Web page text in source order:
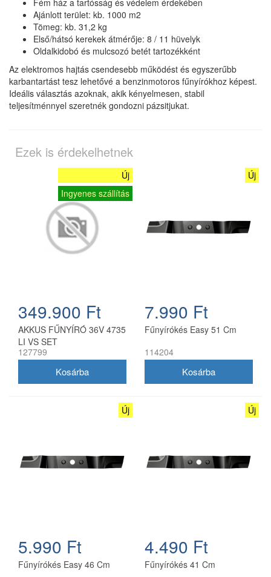
Ajánlott terület: kb. 1000 m2
Tömeg: kb. 31,2 kg
Első/hátsó kerekek átmérője: 8 / 11 hüvelyk
Oldalkidobó és mulcsozó betét tartozékként
Az elektromos hajtás csendesebb működést és egyszerűbb
karbantartást tesz lehetővé a benzinmotoros fűnyírókhoz képest.
Ideális választás azoknak, akik kényelmesen, stabil
teljesítménnyel szeretnék gondozni pázsitjukat.
Ezek is érdekelhetnek
Új
Ingyenes szállítás
349.900 Ft
AKKUS FŰNYÍRÓ 36V 4735
LI VS SET
127799
Új
7.990 Ft
Fűnyírókés Easy 51 Cm
114204
Új
5.990 Ft
Fűnyírókés Easy 46 Cm
Új
4.490 Ft
Fűnyírókés 41 Cm